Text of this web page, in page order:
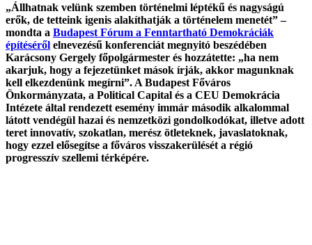
„Állhatnak velünk szemben történelmi léptékű és nagyságú
erők, de tetteink igenis alakíthatják a történelem menetét” –
mondta a Budapest Fórum a Fenntartható Demokráciák
építéséről elnevezésű konferenciát megnyitó beszédében
Karácsony Gergely főpolgármester és hozzátette: „ha nem
akarjuk, hogy a fejezetünket mások írják, akkor magunknak
kell elkezdenünk megírni”. A Budapest Főváros
Önkormányzata, a Political Capital és a CEU Demokrácia
Intézete által rendezett esemény immár második alkalommal
látott vendégül hazai és nemzetközi gondolkodókat, illetve adott
teret innovatív, szokatlan, merész ötleteknek, javaslatoknak,
hogy ezzel elősegítse a főváros visszakerülését a régió
progresszív szellemi térképére.